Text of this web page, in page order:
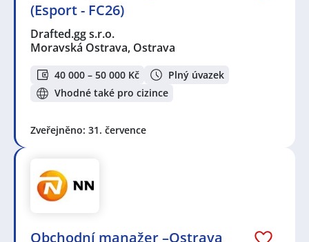
(Esport - FC26)
Drafted.gg s.r.o.
Moravská Ostrava, Ostrava
40 000 – 50 000 Kč
Plný úvazek
Vhodné také pro cizince
Zveřejněno: 31. července
Obchodní manažer –Ostrava